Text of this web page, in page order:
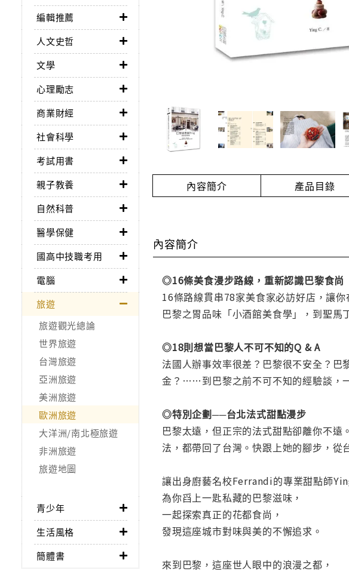
編輯推薦
人文史哲
文學
心理勵志
商業財經
社會科學
考試用書
親子教養
自然科普
醫學保健
國高中技職考用
電腦
旅遊
旅遊觀光總論
世界旅遊
台灣旅遊
亞洲旅遊
美洲旅遊
歐洲旅遊
大洋洲/南北極旅遊
非洲旅遊
旅遊地圖
青少年
生活風格
簡體書
內容簡介 產品目錄
內容簡介
◎16條美食漫步路線，重新認識巴黎食尚
16條路線貫串78家美食家必訪好店，讓
巴黎之胃品味「小酒館美食學」，到聖馬
◎18則想當巴黎人不可不知的Q & A
法國人辦事效率很差？巴黎很不安全？
金？……到巴黎之前不可不知的經驗談，
◎特別企劃──台北法式甜點漫步
巴黎太遠，但正宗的法式甜點卻離你不
法，都帶回了台灣。快跟上她的腳步，從
讓出身廚藝名校Ferrandi的專業甜點師
為你舀上一匙私藏的巴黎滋味，
一起探索真正的花都食尚，
發現這座城市對味與美的不懈追求。
來到巴黎，這座世人眼中的浪漫之都，